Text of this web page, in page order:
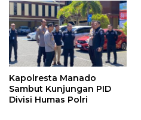
Kapolresta Manado
Sambut Kunjungan PID
Divisi Humas Polri